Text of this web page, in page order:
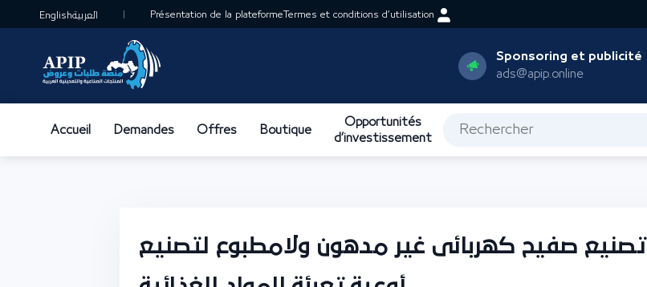
Englishالعربية Présentation de la plateforme Termes et conditions d’utilisation
Sponsoring et publicité
ads@apip.online
Accueil Demandes Offres Boutique
Opportunités
d’investissement
تصنيع صفيح كهربائى غير مدهون ولامطبوع لتصنيع